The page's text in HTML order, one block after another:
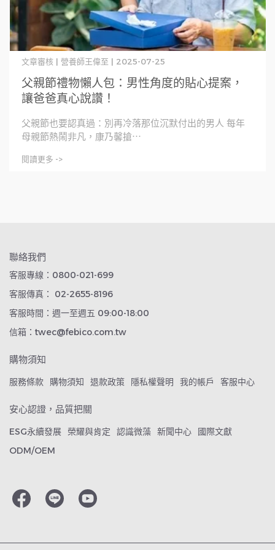
父親節禮物懶人包：男性角度的貼心提案，
讓爸爸真心說讚！
文章審核 | 營養師王偉至 | 2025-07-25
父親節也要認真過：別再冷落那位沉默付出的男人 每年
母親節熱鬧非凡，康乃馨搶⋯
閱讀更多 ->
聯絡我們
客服專線：0800-021-699
客服傳真： 02-2655-8196
客服時間：週一至週五 09:00-18:00
信箱：twec@febico.com.tw
購物須知
服務條款 購物須知 退款政策 隱私權聲明 我的帳戶 客服中心
安心認證，品質把關
ESG永續發展 榮耀與肯定 認識微藻 新聞中心
國際文獻
ODM/OEM